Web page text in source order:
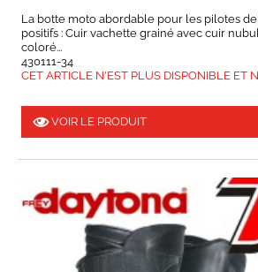
La botte moto abordable pour les pilotes de
positifs : Cuir vachette grainé avec cuir
coloré...
430111-34
CET ARTICLE N'EST PLUS DISPONIBLE ET
VOIR LE PRODUIT